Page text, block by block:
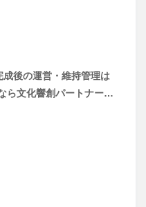
後の運営・維持管理は
ら文化響創パートナー…